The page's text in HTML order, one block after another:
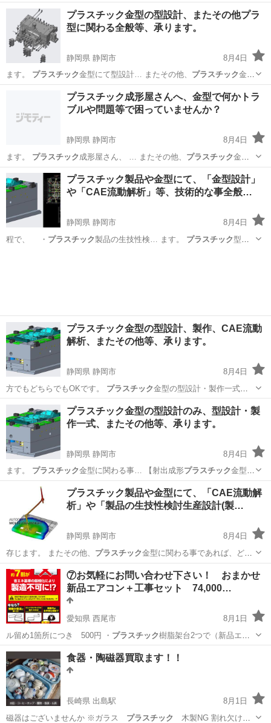
コン購入の…刈谷市 取り付け
プラスチック金型の型設計、またその他プラ
型に関わる全般等、承ります。
静岡県 静岡市
8月4日
ます。 プラスチック 金型にて型設計… またその他、 プラスチック金型
に関わる事…
プラスチック
プラスチック成形屋さんへ、金型で何かトラ
ブルや問題等で困っていませんか？
静岡県 静岡市
8月4日
ます。 プラスチック 成形屋さん、 … またその他、 プラスチック金型
に関わる事…静岡市 プラスチック
プラスチック製品や金型にて、「金型設計」
や「CAE流動解析」等、技術的な事全般…
静岡県 静岡市
8月4日
程で、 ・ プラスチック製品の生技性検… ます。 プラスチック型設
プラスチック金型の型設計、製作、CAE流動
解析、またその他等、承ります。
静岡県 静岡市
8月4日
方でもどちらでもOKです。 プラスチック金型の型設計・製作一式は
勿論の事、…
プラスチック
プラスチック金型の型設計のみ、型設計・製
作一式、またその他等、承ります。
静岡県 静岡市
8月4日
ます。 プラスチック 金型に関わる事… 【射出成形プラスチック金型の
総合技術… を持って、プラスチック金型開発＆製作… ます。プラス
金型開発＆製作… またその他、プラスチック金型に関わる事…
その他 プラスチック
プラスチック製品や金型にて、「CAE流動解
析」や「製品の生技性検討生産設計(製…
静岡県 静岡市
8月4日
存じます。 またその他、 プラスチック金型に関わる事であれば、どの
様な事…
静岡 静岡市 その他 プラスチック
⑦お気軽にお問い合わせ下さい！ おまかせ
新品エアコン＋工事セット 74,000…
愛知県 西尾市
8月1日
ル留め1箇所につき 500円 ・ プラスチック樹脂架台2つで（新品エア
コン購入の…
愛知 西尾市 その他 取り付け
食器・陶磁器買取ます！！
長崎県 出島駅
8月1日
磁器はございませんか ※ガラス プラスチック
木製NG 割れ欠けNG